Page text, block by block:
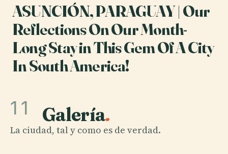
ASUNCIÓN, PARAGUAY | Our
Reflections On Our Month-
Long Stay in This Gem Of A City
In South America!
11 Galería.
La ciudad, tal y como es de verdad.